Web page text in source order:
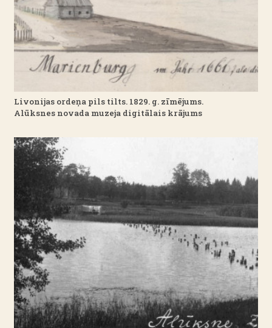
Livonijas ordeņa pils tilts. 1829. g. zīmējums.
Alūksnes novada muzeja digitālais krājums